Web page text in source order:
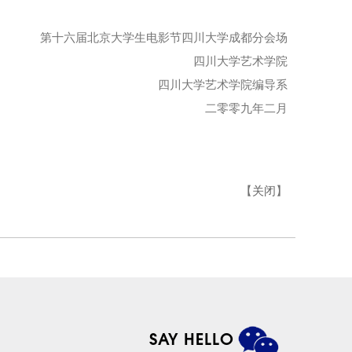
第十六届北京大学生电影节四川大学成都分会场
四川大学艺术学院
四川大学艺术学院编导系
二零零九年二月
【关闭】
SAY HELLO